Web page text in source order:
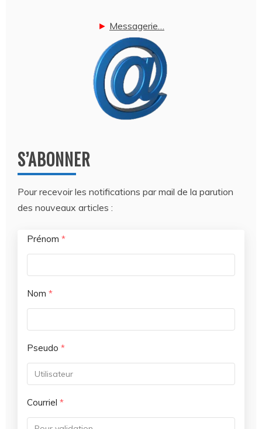
► Messagerie…
S’ABONNER
Pour recevoir les notifications par mail de la parution
des nouveaux articles :
Prénom *
Nom *
Pseudo *
Courriel *